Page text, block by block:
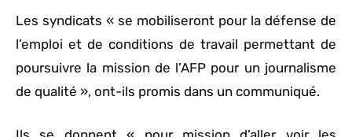
Les syndicats « se mobiliseront pour la défense de
l’emploi et de conditions de travail permettant de
poursuivre la mission de l’AFP pour un journalisme
de qualité », ont-ils promis dans un communiqué.